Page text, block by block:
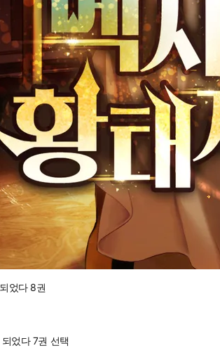
었다 8권
었다 7권 선택